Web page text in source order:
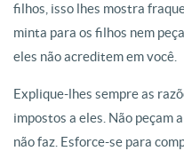
filhos, isso lhes mostra
minta para os filhos nem
eles não acreditem em você.
Explique-lhes sempre as
impostos a eles. Não peçam
não faz. Esforce-se para